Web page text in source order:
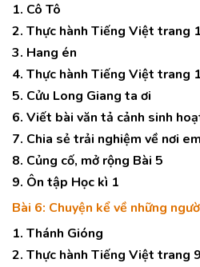
1. Cô Tô
2. Thực hành Tiếng Việt trang
3. Hang én
4. Thực hành Tiếng Việt trang
5. Cửu Long Giang ta ơi
6. Viết bài văn tả cảnh sinh
7. Chia sẻ trải nghiệm về nơi
8. Củng cố, mở rộng Bài 5
9. Ôn tập Học kì 1
Bài 6: Chuyện kể về những
1. Thánh Gióng
2. Thực hành Tiếng Việt trang 9